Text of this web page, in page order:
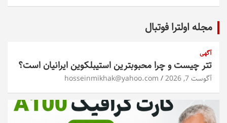
مجله اولترا فوتبال
آگهی
تتر چیست و چرا محبوبترین استیبلکوین ایرانیان است؟
آگوست 7, 2026 hosseinmikhak@yahoo.com